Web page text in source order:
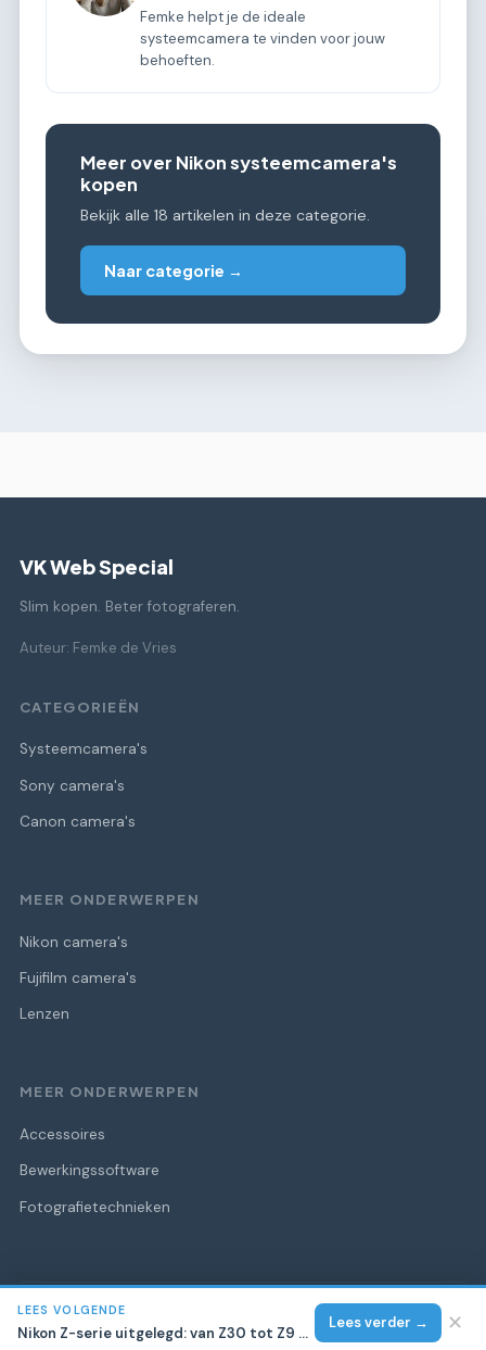
Femke helpt je de ideale
systeemcamera te vinden voor jouw
behoeften.
Meer over Nikon systeemcamera's
kopen
Bekijk alle 18 artikelen in deze categorie.
Naar categorie →
VK Web Special
Slim kopen. Beter fotograferen.
Auteur: Femke de Vries
CATEGORIEËN
Systeemcamera's
Sony camera's
Canon camera's
MEER ONDERWERPEN
Nikon camera's
Fujifilm camera's
Lenzen
MEER ONDERWERPEN
Accessoires
Bewerkingssoftware
Fotografietechnieken
© 2026 VK Web Special Alle rechten voorbehouden.
LEES VOLGENDE
Nikon Z-serie uitgelegd: van Z30 tot Z9 compleet overzicht
Lees verder → ✕